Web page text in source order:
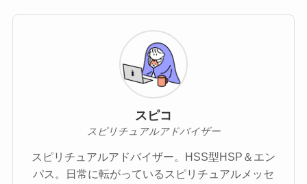
スピコ
スピリチュアルアドバイザー
スピリチュアルアドバイザー。HSS型HSP＆エン
パス。日常に転がっているスピリチュアルメッセ